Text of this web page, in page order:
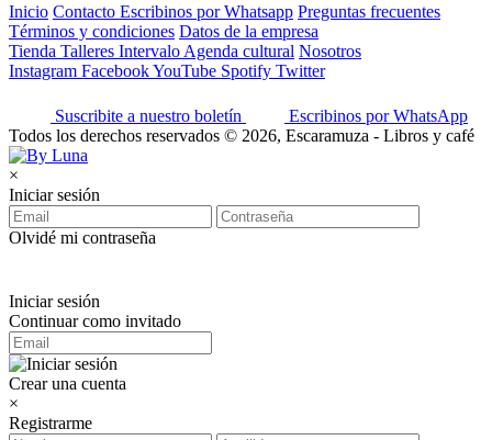
Inicio Contacto Escribinos por Whatsapp Preguntas frecuentes
Términos y condiciones Datos de la empresa
Tienda Talleres Intervalo Agenda cultural Nosotros
Instagram FacebookYouTube Spotify Twitter
Suscribite a nuestro boletín
Escribinos por WhatsApp
Todos los derechos reservados © 2026, Escaramuza - Libros y café
×
Iniciar sesión
Olvidé mi contraseña
Iniciar sesión
Continuar como invitado
Crear una cuenta
×
Registrarme